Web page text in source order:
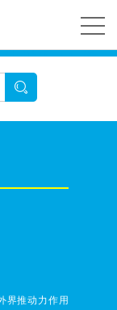
设备 >> 查
界推动力作用